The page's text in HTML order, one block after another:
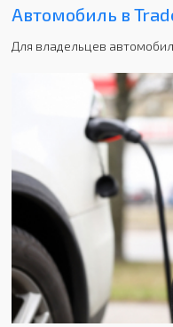
Автомобиль в
Для владельцев